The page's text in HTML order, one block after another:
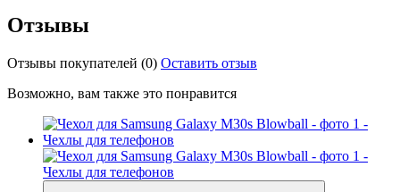
Отзывы
Отзывы покупателей (0) Оставить отзыв
Возможно, вам также это понравится